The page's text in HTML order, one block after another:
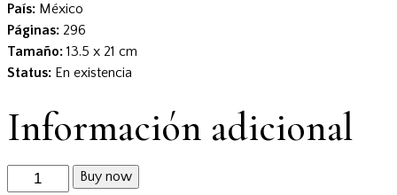
País: México
Páginas: 296
Tamaño: 13.5 x 21 cm
Status: En existencia
Información adicional
Buy now